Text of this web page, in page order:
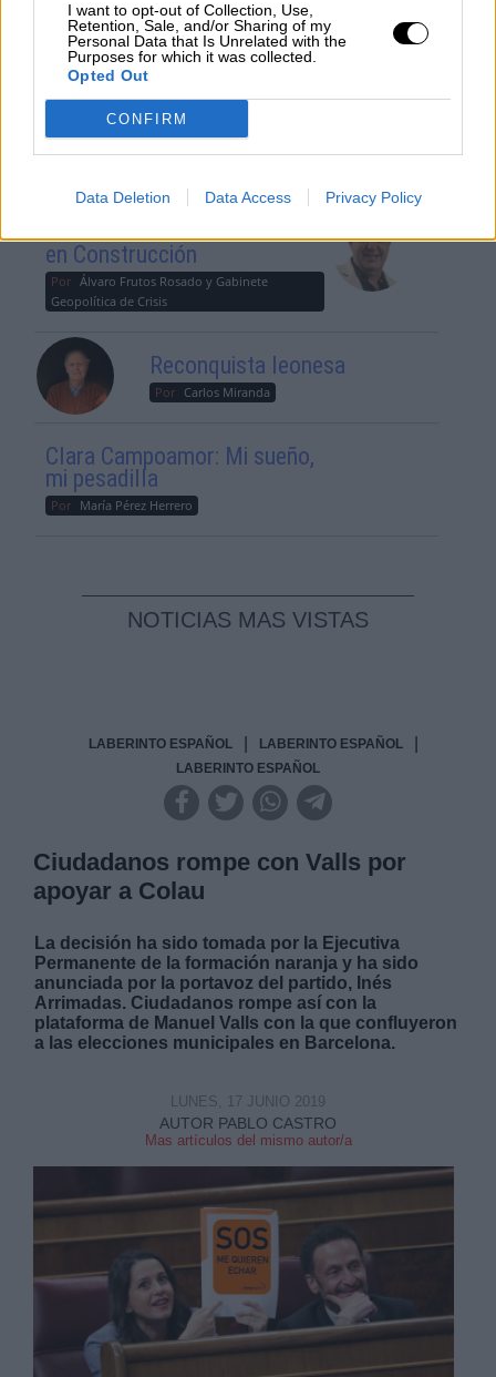
I want to opt-out of Collection, Use,
Retention, Sale, and/or Sharing of my
Personal Data that Is Unrelated with the
Purposes for which it was collected.
Opted Out
CONFIRM
Data Deletion Data Access Privacy Policy
Suelta y confía
Por María Comesaña
Votantes y votados
El Conflicto de Oriente Medio:
Un Nuevo Orden Autoritario
en Construcción
Por Álvaro Frutos Rosado y Gabinete
Geopolítica de Crisis
Reconquista leonesa
Por Carlos Miranda
Clara Campoamor: Mi sueño,
mi pesadilla
Por María Pérez Herrero
NOTICIAS MAS VISTAS
LABERINTO ESPAÑOL LABERINTO ESPAÑOL
LABERINTO ESPAÑOL
Ciudadanos rompe con Valls por
apoyar a Colau
La decisión ha sido tomada por la Ejecutiva
Permanente de la formación naranja y ha sido
anunciada por la portavoz del partido, Inés
Arrimadas. Ciudadanos rompe así con la
plataforma de Manuel Valls con la que confluyeron
a las elecciones municipales en Barcelona.
AUTOR PABLO CASTRO
Mas artículos del mismo autor/a
LUNES, 17 JUNIO 2019